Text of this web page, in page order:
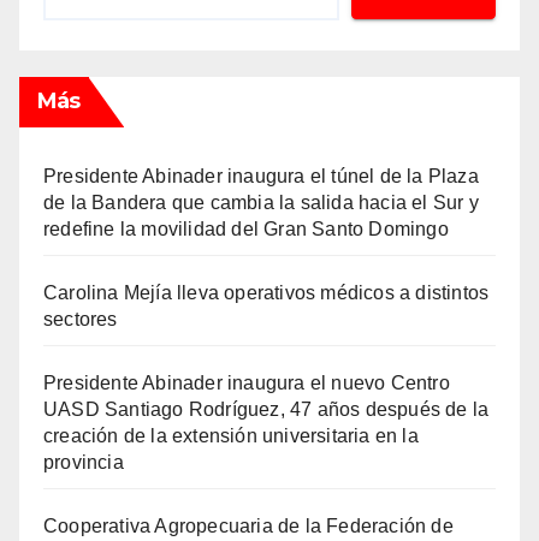
Más
Presidente Abinader inaugura el túnel de la Plaza
de la Bandera que cambia la salida hacia el Sur y
redefine la movilidad del Gran Santo Domingo
Carolina Mejía lleva operativos médicos a distintos
sectores
Presidente Abinader inaugura el nuevo Centro
UASD Santiago Rodríguez, 47 años después de la
creación de la extensión universitaria en la
provincia
Cooperativa Agropecuaria de la Federación de